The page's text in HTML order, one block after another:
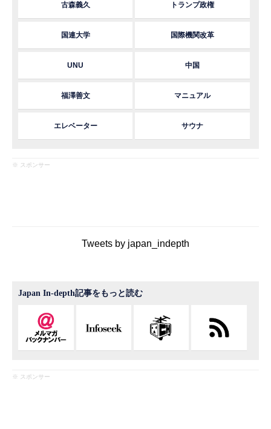
古森義久 トランプ政権
国連大学 国際機関改革
UNU 中国
福澤善文 マニュアル
エレベーター サウナ
※ スポンサー
Tweets by japan_indepth
Japan In-depth記事をもっと読む
※ スポンサー